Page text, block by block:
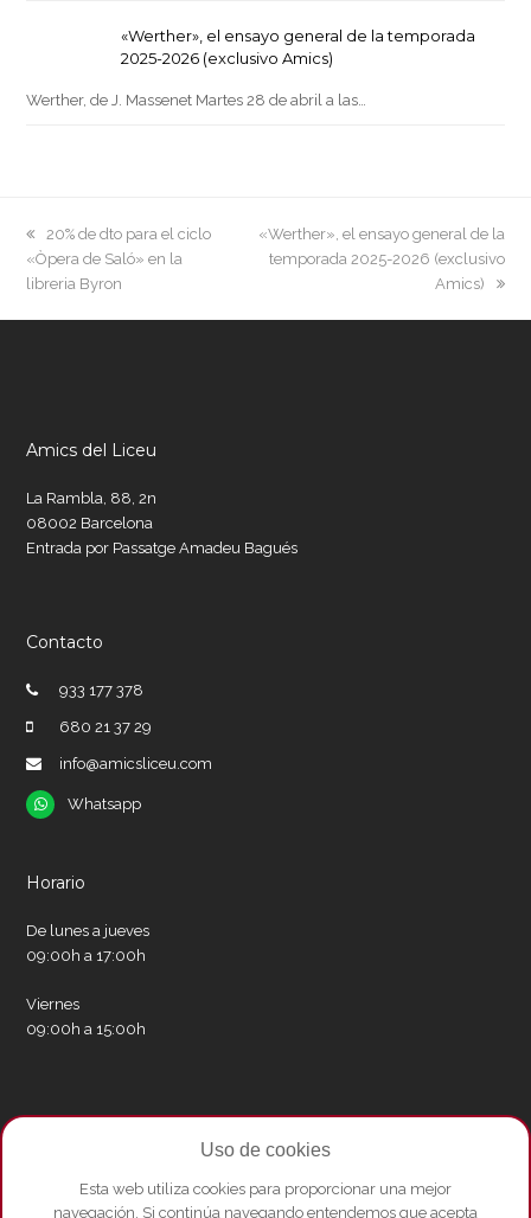
«Werther», el ensayo general de la temporada
2025-2026 (exclusivo Amics)
Werther, de J. Massenet Martes 28 de abril a las…
previous
post:
20% de dto para el ciclo
«Òpera de Saló» en la
libreria Byron
next
post:
«Werther», el ensayo general de la
temporada 2025-2026 (exclusivo
Amics)
Amics del Liceu
La Rambla, 88, 2n
08002 Barcelona
Entrada por Passatge Amadeu Bagués
Contacto
933 177 378
680 21 37 29
info@amicsliceu.com
Whatsapp
Whatsapp
Horario
De lunes a jueves
09:00h a 17:00h
Viernes
09:00h a 15:00h
Redes sociales
Facebook
InstagramWhatsapp
Youtube
Uso de cookies
Esta web utiliza cookies para proporcionar una mejor
navegación. Si continúa navegando entendemos que acepta